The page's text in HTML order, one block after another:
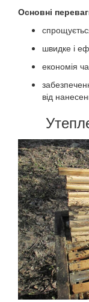
Основні
швидке і
економія
від